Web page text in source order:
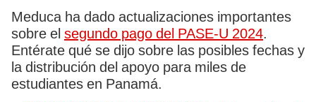
Meduca ha dado actualizaciones importantes
sobre el segundo pago del PASE-U 2024.
Entérate qué se dijo sobre las posibles fechas y
la distribución del apoyo para miles de
estudiantes en Panamá.